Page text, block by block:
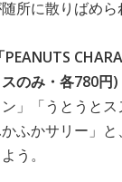
所に散りばめら
「PEANUTS
のみ・各780円)
」「うとうと
ふかサリー」
う。